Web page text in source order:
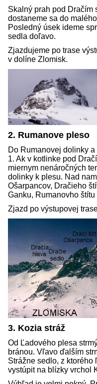
Skalný prah pod Dračím
dostaneme sa do
Posledný úsek ideme
sedla doľavo.
Zjazdujeme po trase
v dolíne Zlomisk.
2. Rumanove pleso
Do Rumanovej dolinky
1. Ak v kotlinke pod
miernym nenáročných
dolinky k plesu. Nad
Ošarpancov, Dračieho
Ganku, Rumanovho
Zjazd po výstupovej
3. Kozia stráž
Od Ľadového plesa
bránou. Vľavo ďalším
Strážne sedlo, z ktorého
vystúpit na blízky vrchol